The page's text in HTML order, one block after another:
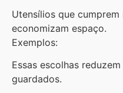
Utensílios que
economizam espaço.
Exemplos:
Essas escolhas
guardados.